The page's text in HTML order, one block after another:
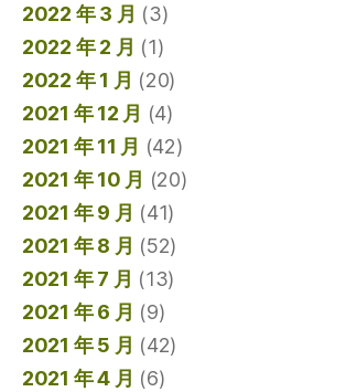
2022 年 3 月 (3)
2022 年 2 月 (1)
2022 年 1 月 (20)
2021 年 12 月 (4)
2021 年 11 月 (42)
2021 年 10 月 (20)
2021 年 9 月 (41)
2021 年 8 月 (52)
2021 年 7 月 (13)
2021 年 6 月 (9)
2021 年 5 月 (42)
2021 年 4 月 (6)